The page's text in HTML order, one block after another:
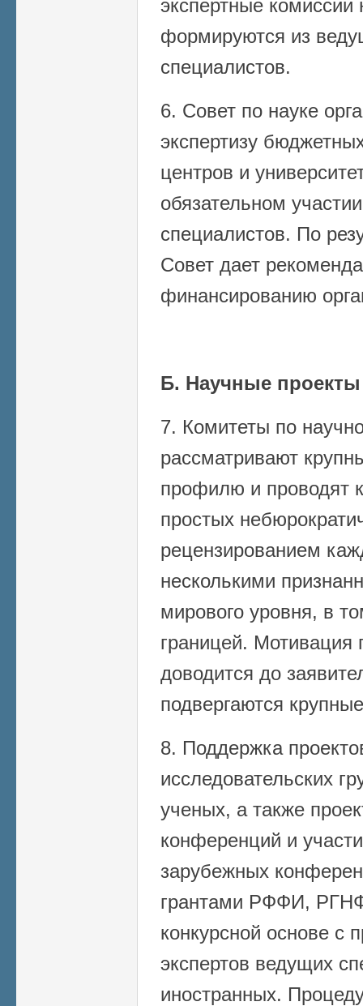
экспертные комиссии
формируются из
специалистов.
6. Совет по науке
экспертизу
центров и
обязательном
специалистов. По
Совет дает
финансированию
Б. Научные проекты
7. Комитеты по
рассматривают
профилю и проводят
простых
рецензированием
несколькими
мирового уровня, в
границей.
доводится до
подвергаются
8. Поддержка
исследовательских
ученых, а также
конференций и
зарубежных
грантами РФФИ,
конкурсной основе с
экспертов ведущих
иностранных.